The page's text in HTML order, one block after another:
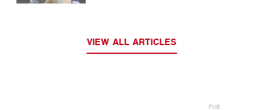
VIEW ALL ARTICLES